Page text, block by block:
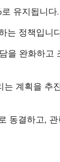
유지됩니다.
는 정책입니
을 완화하고
계획을 추
동결하고,